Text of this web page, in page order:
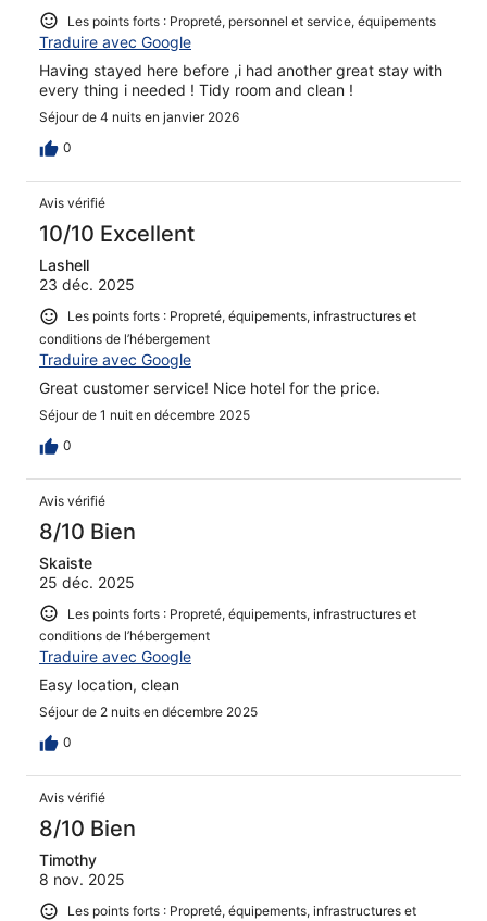
Les points forts : Propreté, personnel et service, équipements
Traduire avec Google
Having stayed here before ,i had another great stay with
every thing i needed ! Tidy room and clean !
Séjour de 4 nuits en janvier 2026
0
Avis vérifié
10/10 Excellent
Lashell
23 déc. 2025
Les points forts : Propreté, équipements, infrastructures et
conditions de l’hébergement
Traduire avec Google
Great customer service! Nice hotel for the price.
Séjour de 1 nuit en décembre 2025
0
Avis vérifié
8/10 Bien
Skaiste
25 déc. 2025
Les points forts : Propreté, équipements, infrastructures et
conditions de l’hébergement
Traduire avec Google
Easy location, clean
Séjour de 2 nuits en décembre 2025
0
Avis vérifié
8/10 Bien
Timothy
8 nov. 2025
Les points forts : Propreté, équipements, infrastructures et